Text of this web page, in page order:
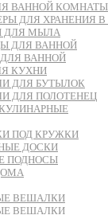
ВАННОЙ КОМНАТЫ
ДЛЯ ХРАНЕНИЯ
ДЛЯ МЫЛА
ДЛЯ ВАННОЙ
ВАННОЙ
КУХНИ
ДЛЯ БУТЫЛОК
ДЛЯ ПОЛОТЕНЕЦ
ПОД КРУЖКИ
ДОСКИ
ПОДНОСЫ
ВЕШАЛКИ
ВЕШАЛКИ